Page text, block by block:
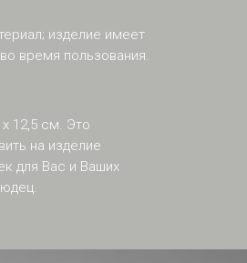
изделие имеет
время пользования.
12,5 см. Это
на изделие
для Вас и Ваших